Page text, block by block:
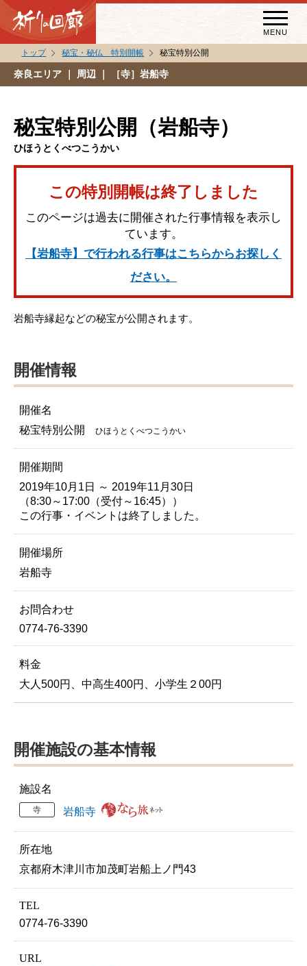
MENU
秘宝・秘仏特別開帳
祈りの回廊コラム
トップ 秘宝・秘仏 特別開帳 秘宝特別公開
奈良エリア ｜ 周辺 ｜ ［寺］岩船寺
秘宝特別公開（岩船寺）
ひほうとくべつこうかい
この特別開帳は終了しました
このページは過去に開催された行事情報を表示し
ています。
【岩船寺】で行われる行事はこちらからお探しく
ださい。
岩船寺縁起などの秘宝が公開されます。
開催情報
開催名
秘宝特別公開
ひほうとくべつこうかい
開催期間
2019年10月1日 ～ 2019年11月30日
（8:30～17:00（受付～16:45））
この行事・イベントは終了しました。
開催場所
岩船寺
お問合わせ
0774-76-3390
料金
大人500円、中高生400円、小学生２00円
開催施設の基本情報
施設名
寺 岩船寺
所在地
京都府木津川市加茂町岩船上ノ門43
TEL
0774-76-3390
URL